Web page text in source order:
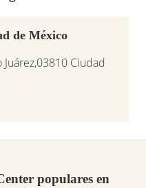
de México
Ciudad
populares en